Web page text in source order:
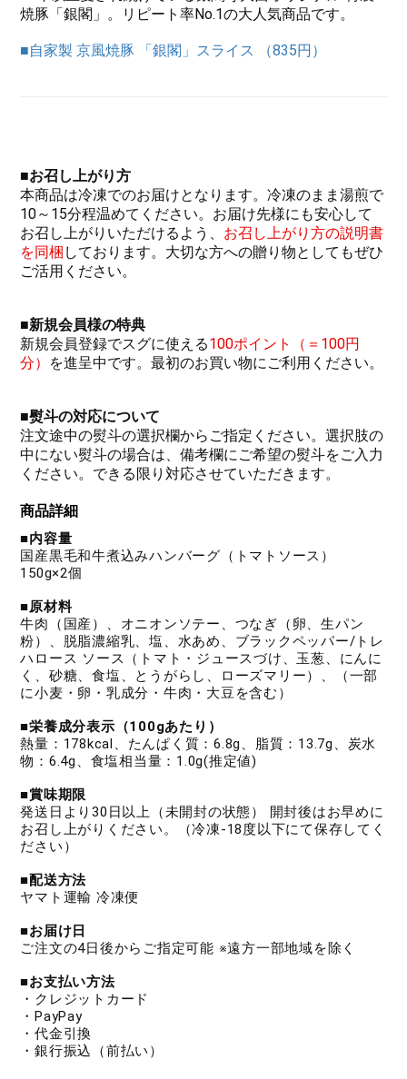
焼豚「銀閣」。リピート率No.1の大人気商品です。
■自家製 京風焼豚 「銀閣」スライス （835円）
■お召し上がり方
本商品は冷凍でのお届けとなります。冷凍のまま湯煎で
10～15分程温めてください。お届け先様にも安心して
お召し上がりいただけるよう、 お召し上がり方の説明書
を同梱 しております。大切な方への贈り物としてもぜひ
ご活用ください。
■新規会員様の特典
新規会員登録でスグに使える100ポイント（＝100円
分） を進呈中です。最初のお買い物にご利用ください。
■熨斗の対応について
注文途中の熨斗の選択欄からご指定ください。選択肢の
中にない熨斗の場合は、備考欄にご希望の熨斗をご入力
ください。できる限り対応させていただきます。
商品詳細
■内容量
国産黒毛和牛煮込みハンバーグ（トマトソース）
150g×2個
■原材料
牛肉（国産）、オニオンソテー、つなぎ（卵、生パン
粉）、脱脂濃縮乳、塩、水あめ、ブラックペッパー/トレ
ハロース ソース（トマト・ジュースづけ、玉葱、にんに
く、砂糖、食塩、とうがらし、ローズマリー）、（一部
に小麦・卵・乳成分・牛肉・大豆を含む）
■栄養成分表示（100gあたり）
熱量：178kcal、たんぱく質：6.8g、脂質：13.7g、炭水
物：6.4g、食塩相当量：1.0g(推定値)
■賞味期限
発送日より30日以上（未開封の状態） 開封後はお早めに
お召し上がりください。（冷凍-18度以下にて保存してく
ださい）
■配送方法
ヤマト運輸 冷凍便
■お届け日
ご注文の4日後からご指定可能 ※遠方一部地域を除く
■お支払い方法
・クレジットカード
・PayPay
・代金引換
・銀行振込（前払い）